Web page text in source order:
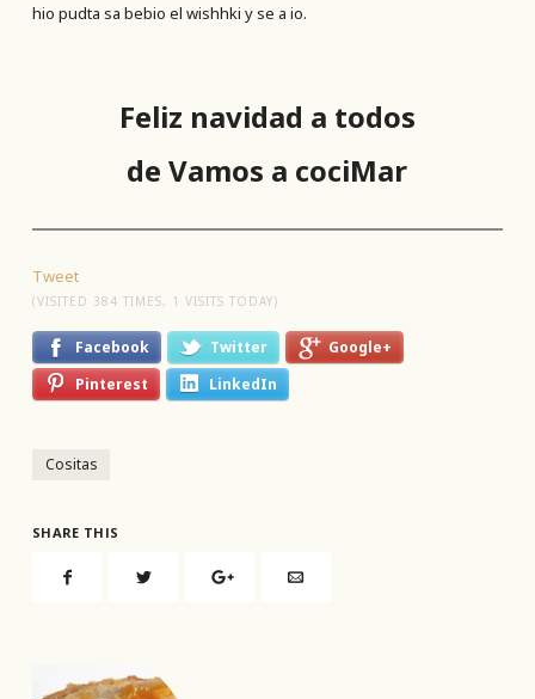
hio pudta sa bebio el wishhki y se a io.
Feliz navidad a todos
de Vamos a cociMar
Tweet
(VISITED 384 TIMES, 1 VISITS TODAY)
Facebook Twitter
Google+
Pinterest
LinkedIn
Cositas
SHARE THIS